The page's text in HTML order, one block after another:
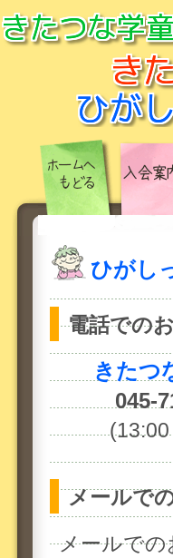
ひがし
電話での
きたつ
045-
(13:00～
メールで
メールで